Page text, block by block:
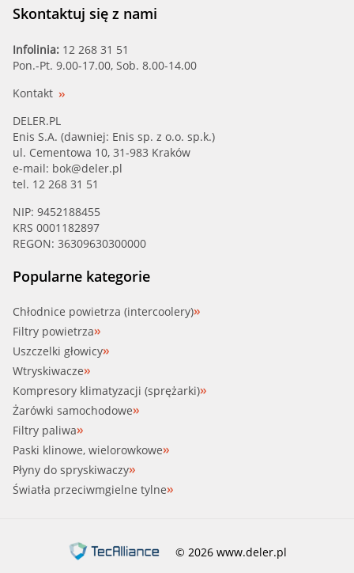
STC (T403623)
SWAG (30 92 1842)
TTC (07.40.066)
VAICO (V10-0556)
Skontaktuj się z nami
Infolinia: 12 268 31 51
Pon.-Pt. 9.00-17.00, Sob. 8.00-14.00
Kontakt
DELER.PL
Enis S.A. (dawniej: Enis sp. z o.o. sp.k.)
ul. Cementowa 10, 31-983 Kraków
e-mail: bok@deler.pl
tel. 12 268 31 51
NIP: 9452188455
KRS 0001182897
REGON: 36309630300000
Popularne kategorie
Chłodnice powietrza (intercoolery)
Filtry powietrza
Uszczelki głowicy
Wtryskiwacze
Kompresory klimatyzacji (sprężarki)
Żarówki samochodowe
Filtry paliwa
Paski klinowe, wielorowkowe
Płyny do spryskiwaczy
Światła przeciwmgielne tylne
© 2026 www.deler.pl